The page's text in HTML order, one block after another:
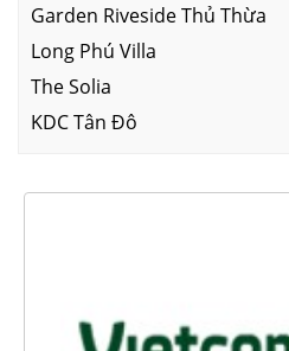
Garden Riveside Thủ Thừa
Long Phú Villa
The Solia
KDC Tân Đô